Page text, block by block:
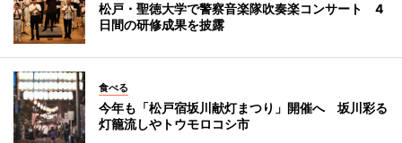
松戸・聖徳大学で警察音楽隊吹奏楽コンサート 4
日間の研修成果を披露
食べる
今年も「松戸宿坂川献灯まつり」開催へ 坂川彩る
灯籠流しやトウモロコシ市